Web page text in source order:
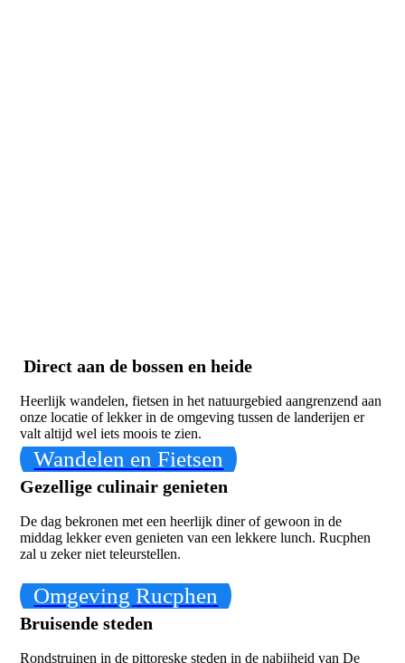
Direct aan de bossen en heide
Heerlijk wandelen, fietsen in het natuurgebied aangrenzend aan
onze locatie of lekker in de omgeving tussen de landerijen er
valt altijd wel iets moois te zien.
Wandelen en Fietsen
Gezellige culinair genieten
De dag bekronen met een heerlijk diner of gewoon in de
middag lekker even genieten van een lekkere lunch. Rucphen
zal u zeker niet teleurstellen.
Omgeving Rucphen
Bruisende steden
Rondstruinen in de pittoreske steden in de nabijheid van De